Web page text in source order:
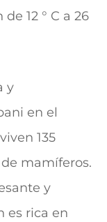
12 ° C a 26
y
en el
135
mamíferos.
y
es rica en